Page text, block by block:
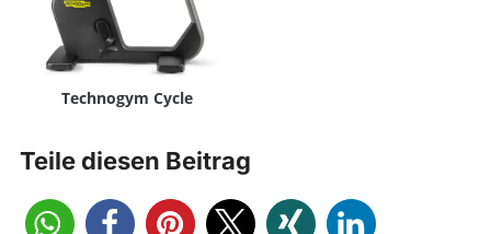
Technogym Cycle
Teile diesen Beitrag